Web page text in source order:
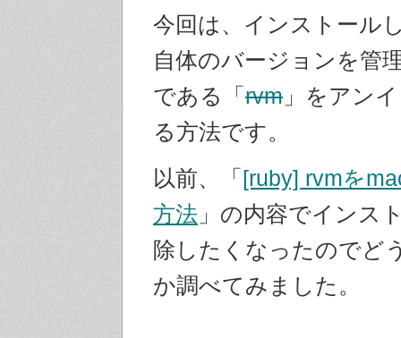
今回は、インストール
自体のバージョンを管
である「 rvm」をアン
る方法です。
以前、「 [ruby] rvmを
方法」の内容でインス
除したくなったのでど
か調べてみました。